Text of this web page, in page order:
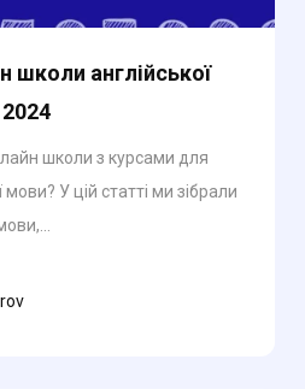
школи англійської
школи з курсами для
У цій статті ми зібрали